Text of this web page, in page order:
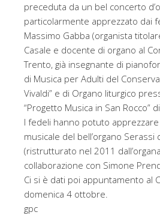
preceduta da un bel concerto
particolarmente apprezzato dai
Massimo Gabba (organista
Casale e docente di organo al
Trento, già insegnante di
di Musica per Adulti del
Vivaldi” e di Organo liturgico
“Progetto Musica in San Rocco”
I fedeli hanno potuto
musicale del bell’organo Serassi
(ristrutturato nel 2011
collaborazione con Simone
Ci si è dati poi appuntamento al
domenica 4 ottobre.
gpc